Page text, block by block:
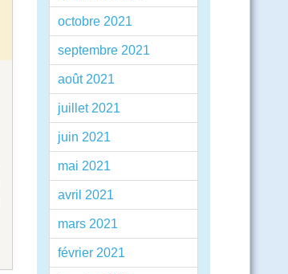
octobre 2021
septembre 2021
août 2021
juillet 2021
juin 2021
mai 2021
avril 2021
mars 2021
février 2021